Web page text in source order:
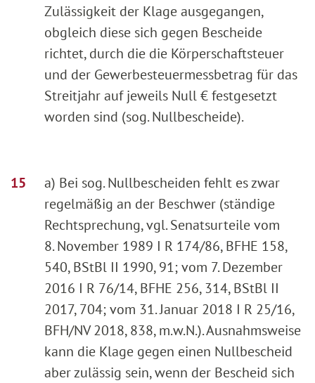
Zulässigkeit der Klage ausgegangen,
obgleich diese sich gegen Bescheide
richtet, durch die die Körperschaftsteuer
und der Gewerbesteuermessbetrag für das
Streitjahr auf jeweils Null € festgesetzt
worden sind (sog. Nullbescheide).
a) Bei sog. Nullbescheiden fehlt es zwar
regelmäßig an der Beschwer (ständige
Rechtsprechung, vgl. Senatsurteile vom
8. November 1989 I R 174/86, BFHE 158,
540, BStBl II 1990, 91; vom 7. Dezember
2016 I R 76/14, BFHE 256, 314, BStBl II
2017, 704; vom 31. Januar 2018 I R 25/16,
BFH/NV 2018, 838, m.w.N.). Ausnahmsweise
kann die Klage gegen einen Nullbescheid
aber zulässig sein, wenn der Bescheid sich